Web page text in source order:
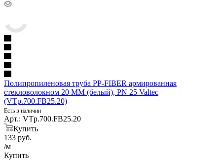
Полипропиленовая труба PP-FIBER армированная
стекловолокном 20 MM (белый), PN 25 Valtec
(VTp.700.FB25.20)
Есть в наличии
Арт.: VTp.700.FB25.20
Купить
133 руб.
/м
Купить